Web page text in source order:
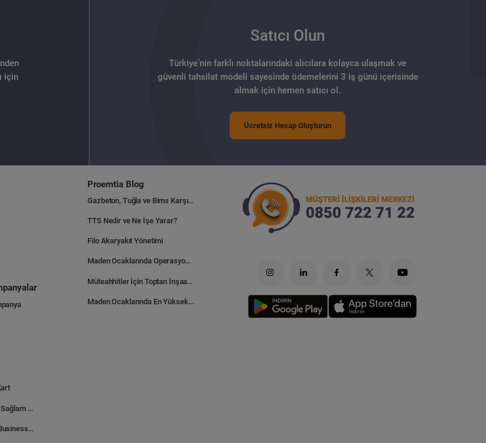
için
Satıcı Olun
Türkiye’nin farklı noktalarındaki alıcılara kolayca ulaşmak ve
güvenli tahsilat modeli sayesinde ödemelerini 3 iş günü içerisinde
almak için hemen satıcı ol.
Ücretsiz Hesap Oluşturun
Kuveyt Türk Proemtia Sağlam Bayi Kart
Garanti BBVA Bonus Business Proemtia Bayi Kart
Proemtia Blog
Gazbeton, Tuğla ve Bims Karşılaştırması: Hangisi Daha Avantajlı?
TTS Nedir ve Ne İşe Yarar?
Filo Akaryakıt Yönetimi
Maden Ocaklarında Operasyonel Verimlilik Nasıl Arttırılır?
Müteahhitler İçin Toptan İnşaat Malzemesi Satın Alma Rehberi
Maden Ocaklarında En Yüksek Gider Kalemleri Nelerdir?